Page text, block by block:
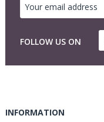
FOLLOW US ON
INFORMATION